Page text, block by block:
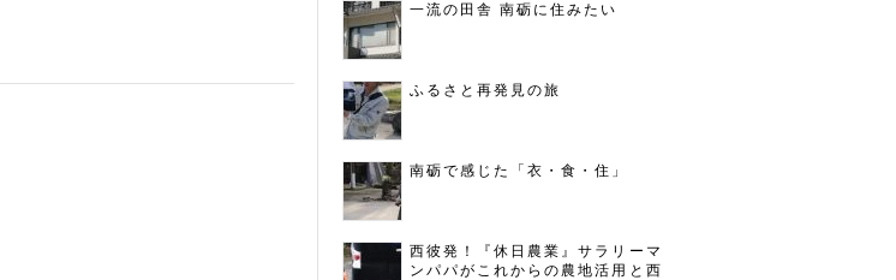
一流の田舎 南砺に住みたい
ふるさと再発見の旅
南砺で感じた「衣・食・住」
西彼発！『休日農業』サラリーマ
ンパパがこれからの農地活用と西